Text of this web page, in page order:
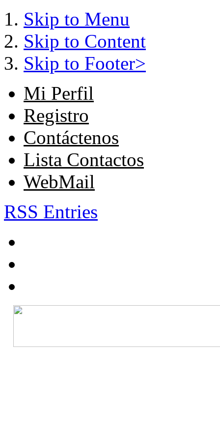
Skip to Menu
Skip to Content
Skip to Footer>
Mi Perfil
Registro
Contáctenos
Lista Contactos
WebMail
RSS Entries